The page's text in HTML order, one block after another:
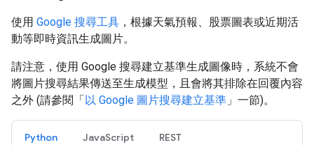
使用 Google 搜尋工具 ，根據天氣預報、股票圖表或近期活
動等即時資訊生成圖片。
請注意，使用 Google 搜尋建立基準生成圖像時，系統不會
將圖片搜尋結果傳送至生成模型，且會將其排除在回覆內容
之外 (請參閱「 以 Google 圖片搜尋建立基準 」一節)。
Python JavaScript REST